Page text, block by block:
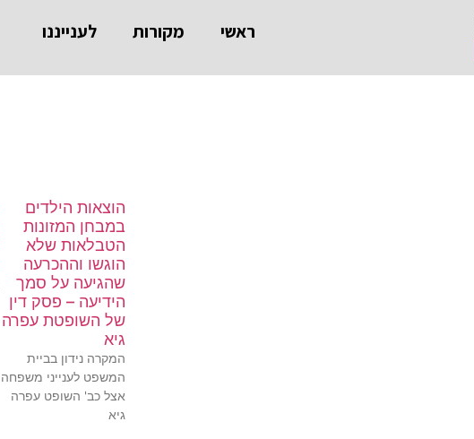
ראשי מקורות לענייננו
הוצאות הילדים
במבחן המזונות
הטבלאות שלא
הוגשו וההכרעה
שהגיעה על סמך
הידיעה – פסק דין
של השופטת עפרה
גיא
המקרה נידון בביית
המשפט לענייני משפחה
אצל כב' השופט עפרה
גיא